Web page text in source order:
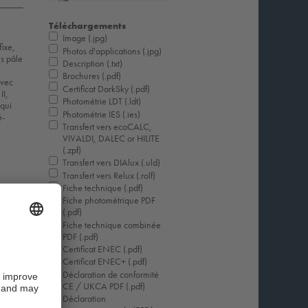
Téléchargements
Image (.jpg)
Photos d'applications (.jpg)
Description (.txt)
Brochures (.pdf)
Certificat DarkSky (.pdf)
Photométrie LDT (.ldt)
Photométrie IES (.ies)
Transfert vers ecoCALC,
VIVALDI, DALEC or HILITE
(.zpf)
Transfert vers DIAlux (.uld)
Transfert vers Relux (.rolf)
Fiche technique (.pdf)
Fiche photométrique PDF
(.pdf)
Fiche technique combinée
PDF (.pdf)
Certificat ENEC (.pdf)
Certificat ENEC+ (.pdf)
Déclaration de conformité
CE / UKCA PDF (.pdf)
Déclaration
pâle